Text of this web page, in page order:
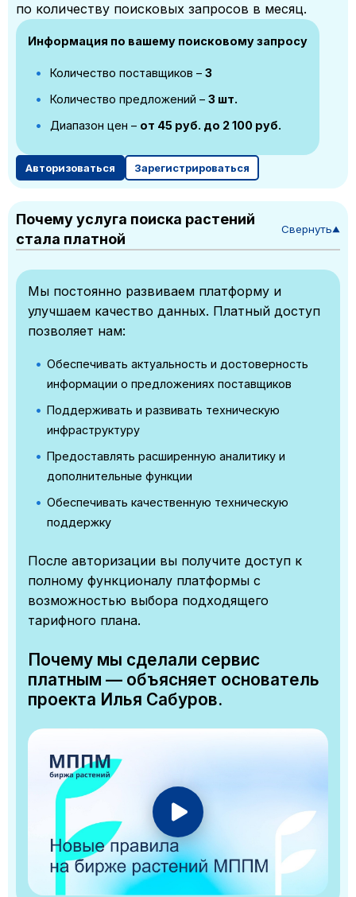
по количеству поисковых запросов в месяц.
Информация по вашему поисковому запросу
Количество поставщиков – 3
Количество предложений – 3 шт.
Диапазон цен – от 45 руб. до 2 100 руб.
Авторизоваться Зарегистрироваться
Почему услуга поиска растений
стала платной
Свернуть▼
Мы постоянно развиваем платформу и
улучшаем качество данных. Платный доступ
позволяет нам:
Обеспечивать актуальность и достоверность
информации о предложениях поставщиков
Поддерживать и развивать техническую
инфраструктуру
Предоставлять расширенную аналитику и
дополнительные функции
Обеспечивать качественную техническую
поддержку
После авторизации вы получите доступ к
полному функционалу платформы с
возможностью выбора подходящего
тарифного плана.
Почему мы сделали сервис
платным — объясняет основатель
проекта Илья Сабуров.